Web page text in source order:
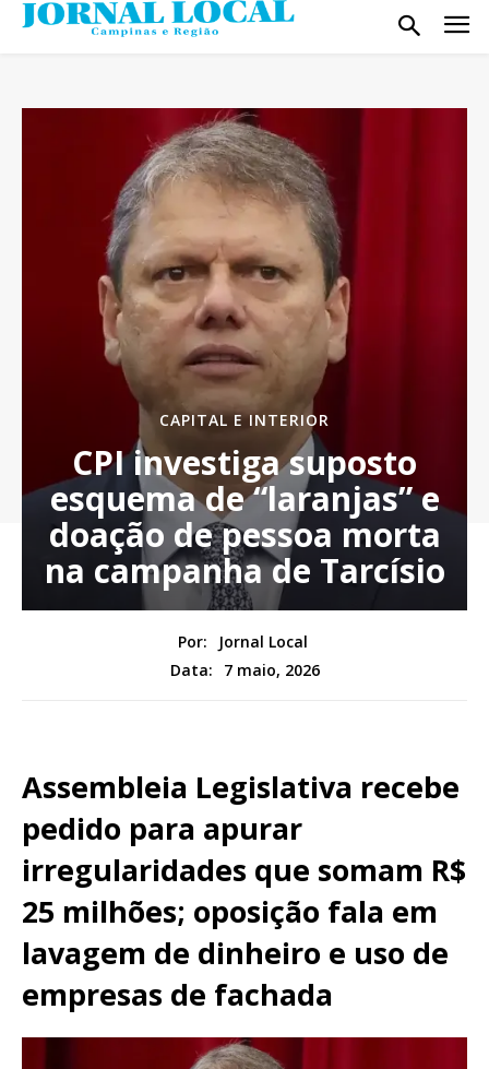
CAPITAL E INTERIOR
CPI investiga suposto
esquema de “laranjas” e
doação de pessoa morta
na campanha de Tarcísio
Por:
Jornal Local
Data:
7 maio, 2026
Assembleia Legislativa recebe
pedido para apurar
irregularidades que somam R$
25 milhões; oposição fala em
lavagem de dinheiro e uso de
empresas de fachada